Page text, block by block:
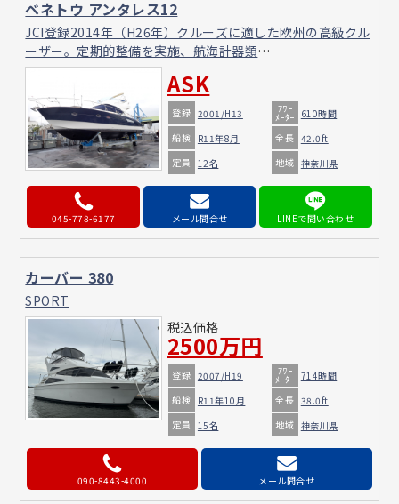
ベネトウ アンタレス12
JCI登録2014年（H26年）クルーズに適した欧州の高級クル
ーザー。定期的整備を実施、航海計器類
（FURUNO/NAVnet)新設、バウ・スタンスラスター装備、
エンジンアワー/610時間余）、他・装備充実
ASK
登録 2001/H13 ｱﾜｰ
ﾒｰﾀｰ 610時間
船検
R11年8月 全長 42.0ft
定員 12名 地域 神奈川県
045-778-6177 メール問合せ
カーバー 380
SPORT
税込価格
2500万円
登録 2007/H19 ｱﾜｰ
ﾒｰﾀｰ 714時間
船検
R11年10月 全長 38.0ft
定員 15名 地域 神奈川県
090-8443-4000 メール問合せ